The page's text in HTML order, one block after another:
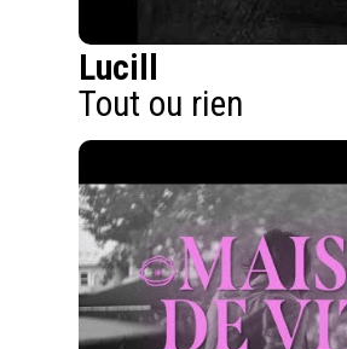
Lucill
Tout ou rien